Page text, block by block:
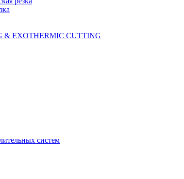
& EXOTHERMIC CUTTING
систем